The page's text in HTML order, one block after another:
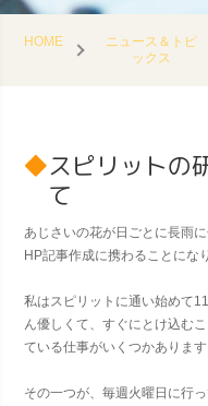
HOME
ニュース＆トピ
ックス
スピリットの
て
あじさいの花が日ごとに長雨
HP記事作成に携わることにな
私はスピリットに通い始めて
ん優しくて、すぐにとけ込む
ている仕事がいくつかあります
その一つが、毎週火曜日に行